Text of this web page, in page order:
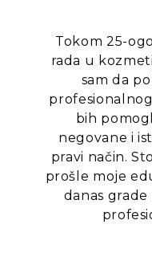
Tokom 25-
rada u
sam da
bih
negovane i
pravi način.
prošle moje
danas